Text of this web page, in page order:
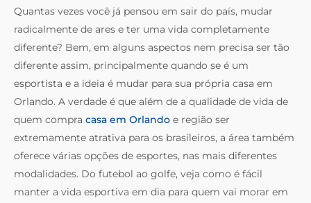
Quantas vezes você já pensou em sair do país, mudar
radicalmente de ares e ter uma vida completamente
diferente? Bem, em alguns aspectos nem precisa ser tão
diferente assim, principalmente quando se é um
esportista e a ideia é mudar para sua própria casa em
Orlando. A verdade é que além de a qualidade de vida de
quem compra casa em Orlando e região ser
extremamente atrativa para os brasileiros, a área também
oferece várias opções de esportes, nas mais diferentes
modalidades. Do futebol ao golfe, veja como é fácil
manter a vida esportiva em dia para quem vai morar em